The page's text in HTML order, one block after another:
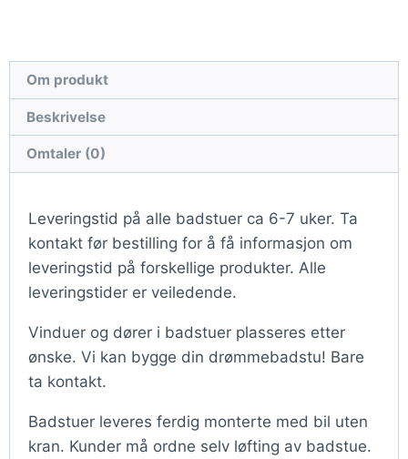
Om produkt
Beskrivelse
Omtaler (0)
Leveringstid på alle badstuer ca 6-7 uker. Ta
kontakt før bestilling for å få informasjon om
leveringstid på forskellige produkter. Alle
leveringstider er veiledende.
Vinduer og dører i badstuer plasseres etter
ønske. Vi kan bygge din drømmebadstu! Bare
ta kontakt.
Badstuer leveres ferdig monterte med bil uten
kran. Kunder må ordne selv løfting av badstue.